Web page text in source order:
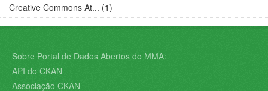
Creative Commons At... (1)
Sobre Portal de Dados Abertos do MMA:
API do CKAN
Associação CKAN